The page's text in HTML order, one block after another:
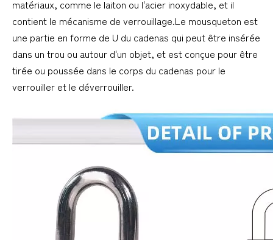
matériaux, comme le laiton ou l'acier inoxydable, et il
contient le mécanisme de verrouillage.Le mousqueton est
une partie en forme de U du cadenas qui peut être insérée
dans un trou ou autour d'un objet, et est conçue pour être
tirée ou poussée dans le corps du cadenas pour le
verrouiller et le déverrouiller.